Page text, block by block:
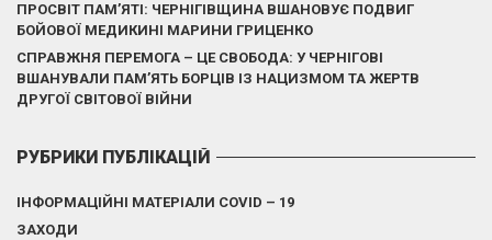
ПРОСВІТ ПАМ’ЯТІ: ЧЕРНІГІВЩИНА ВШАНОВУЄ ПОДВИГ
БОЙОВОЇ МЕДИКИНІ МАРИНИ ГРИЦЕНКО
СПРАВЖНЯ ПЕРЕМОГА – ЦЕ СВОБОДА: У ЧЕРНІГОВІ
ВШАНУВАЛИ ПАМ’ЯТЬ БОРЦІВ ІЗ НАЦИЗМОМ ТА ЖЕРТВ
ДРУГОЇ СВІТОВОЇ ВІЙНИ
РУБРИКИ ПУБЛІКАЦІЙ
ІНФОРМАЦІЙНІ МАТЕРІАЛИ COVID – 19
ЗАХОДИ